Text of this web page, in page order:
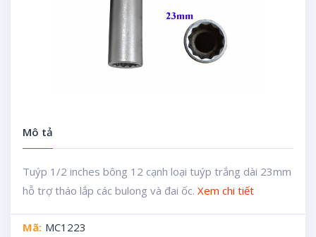
Mô tả
Tuýp 1/2 inches bông 12 cạnh loại tuýp trắng dài 23mm
hỗ trợ tháo lắp các bulong và đai ốc. Xem chi tiết
Mã: MC1223